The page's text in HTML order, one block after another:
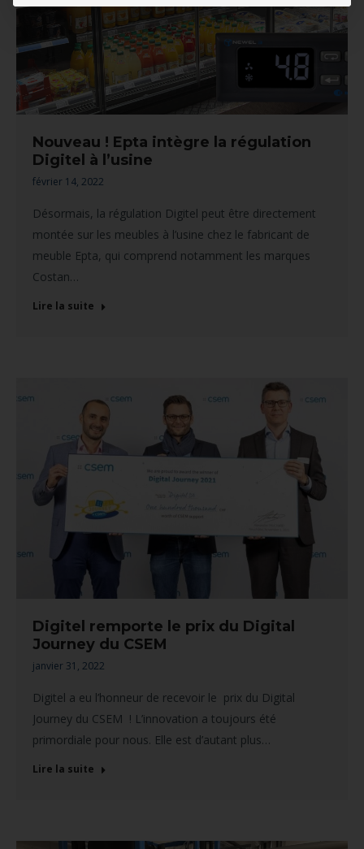
Nouveau ! Epta intègre la régulation
Digitel à l’usine
février 14, 2022
Désormais, la régulation Digitel peut être directement
montée sur les meubles à l’usine chez le fabricant de
meuble Epta, qui comprend notamment les marques
Costan…
Lire la suite
Digitel remporte le prix du Digital
Journey du CSEM
janvier 31, 2022
Digitel a eu l’honneur de recevoir le prix du Digital
Journey du CSEM ! L’innovation a toujours été
primordiale pour nous. Elle est d’autant plus…
Lire la suite